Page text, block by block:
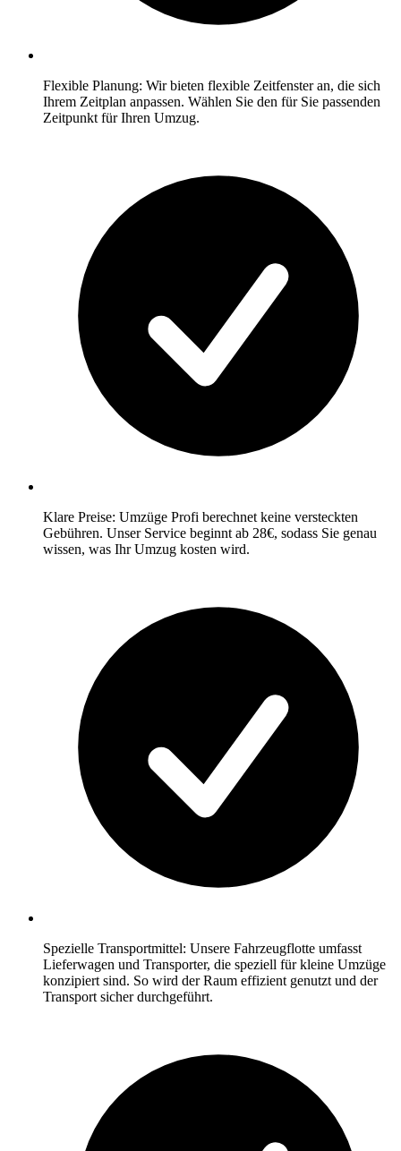
Flexible Planung: Wir bieten flexible Zeitfenster an, die sich
Ihrem Zeitplan anpassen. Wählen Sie den für Sie passenden
Zeitpunkt für Ihren Umzug.
Klare Preise: Umzüge Profi berechnet keine versteckten
Gebühren. Unser Service beginnt ab 28€, sodass Sie genau
wissen, was Ihr Umzug kosten wird.
Spezielle Transportmittel: Unsere Fahrzeugflotte umfasst
Lieferwagen und Transporter, die speziell für kleine Umzüge
konzipiert sind. So wird der Raum effizient genutzt und der
Transport sicher durchgeführt.